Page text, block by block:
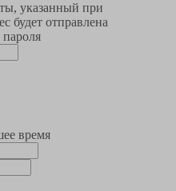
указанный при
будет отправлена
время